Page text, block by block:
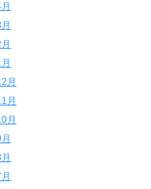
月
月
月